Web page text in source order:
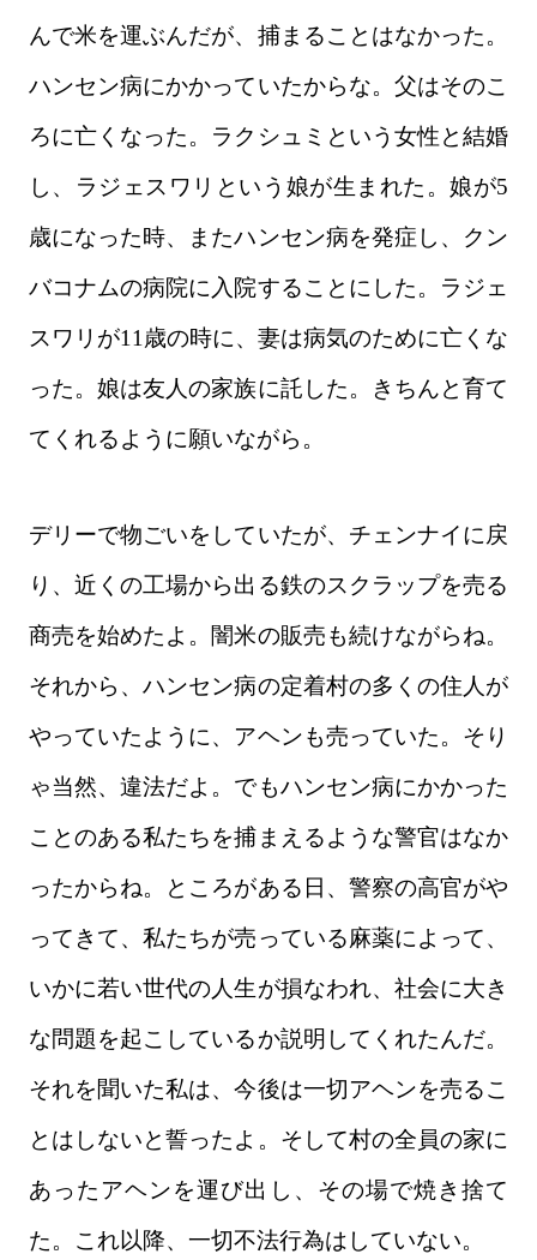
んで米を運ぶんだが、捕まることはなかった。
ハンセン病にかかっていたからな。父はそのこ
ろに亡くなった。ラクシュミという女性と結婚
し、ラジェスワリという娘が生まれた。娘が5
歳になった時、またハンセン病を発症し、クン
バコナムの病院に入院することにした。ラジェ
スワリが11歳の時に、妻は病気のために亡くな
った。娘は友人の家族に託した。きちんと育て
てくれるように願いながら。
デリーで物ごいをしていたが、チェンナイに戻
り、近くの工場から出る鉄のスクラップを売る
商売を始めたよ。闇米の販売も続けながらね。
それから、ハンセン病の定着村の多くの住人が
やっていたように、アヘンも売っていた。そり
ゃ当然、違法だよ。でもハンセン病にかかった
ことのある私たちを捕まえるような警官はなか
ったからね。ところがある日、警察の高官がや
ってきて、私たちが売っている麻薬によって、
いかに若い世代の人生が損なわれ、社会に大き
な問題を起こしているか説明してくれたんだ。
それを聞いた私は、今後は一切アヘンを売るこ
とはしないと誓ったよ。そして村の全員の家に
あったアヘンを運び出し、その場で焼き捨て
た。これ以降、一切不法行為はしていない。